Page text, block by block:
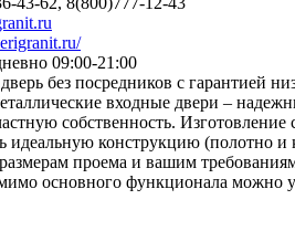
09:00-21:00
без посредников с гарантией
входные двери –
собственность. Изготовление
идеальную конструкцию (полотно и
проема и вашим
основного функционала можно